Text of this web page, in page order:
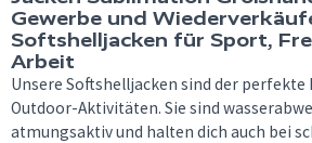
Gewerbe und
Softshelljacken für Sport,
Arbeit
Unsere Softshelljacken sind der
Outdoor-Aktivitäten. Sie sind
atmungsaktiv und halten dich auch bei